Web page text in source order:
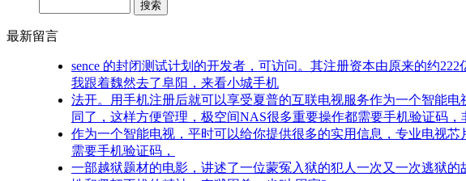
最新留言
sence 的封闭测试计划的开发者，可访问。其注册资本由原来的约
我跟着魏然去了阜阳，来看小城手机
法开。用手机注册后就可以享受夏普的互联电视服务作为一个智能
同了，这样方便管理，极空间NAS很多重要操作都需要手机验证码
作为一个智能电视，平时可以给你提供很多的实用信息，专业电视
需要手机验证码，
一部越狱题材的电影，讲述了一位蒙冤入狱的犯人一次又一次逃狱